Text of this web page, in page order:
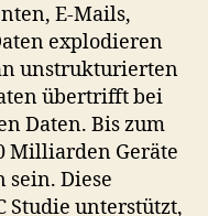
E-Mails,
explodieren
unstrukturierten
übertrifft bei
Daten. Bis zum
Milliarden Geräte
Diese
Studie unterstützt,